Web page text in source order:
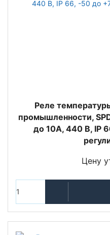
Реле
промышленности,
до 10А, 440 В, IP
Цену